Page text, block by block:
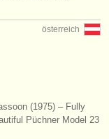
österreich
(1975) – Fully
Püchner Model 23